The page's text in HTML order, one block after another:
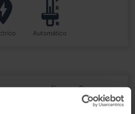
automático
prefieres?